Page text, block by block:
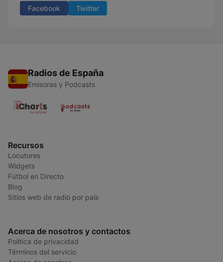
Facebook Twitter
Radios de España
Emisoras y Podcasts
Recursos
Locutores
Widgets
Fútbol en Directo
Blog
Sitios web de radio por país
Acerca de nosotros y contactos
Política de privacidad
Términos del servicio